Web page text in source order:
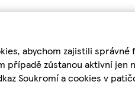
abychom zajistili
případě zůstanou aktivní
Soukromí a cookies v